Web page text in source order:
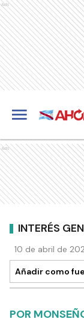
Ads
Ads
INTERÉS
10 de abril de
Añadir como
POR